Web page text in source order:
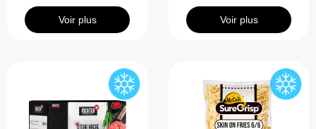
Voir plus Voir plus